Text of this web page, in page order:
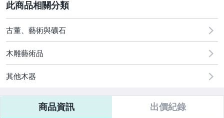
古董、藝術與礦石
古董、藝術與礦石
木雕藝術品
其他木器
商品資訊 出價紀錄